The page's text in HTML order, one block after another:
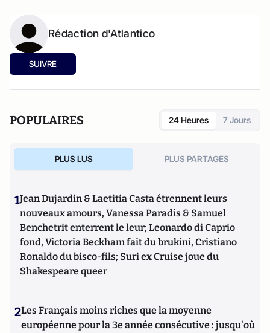
Rédaction d'Atlantico
SUIVRE
POPULAIRES 24 Heures 7 Jours
PLUS LUS PLUS PARTAGES
1Jean Dujardin & Laetitia Casta étrennent leurs
nouveaux amours, Vanessa Paradis & Samuel
Benchetrit enterrent le leur; Leonardo di Caprio
fond, Victoria Beckham fait du brukini, Cristiano
Ronaldo du bisco-fils; Suri ex Cruise joue du
Shakespeare queer
2Les Français moins riches que la moyenne
européenne pour la 3e année consécutive : jusqu'où